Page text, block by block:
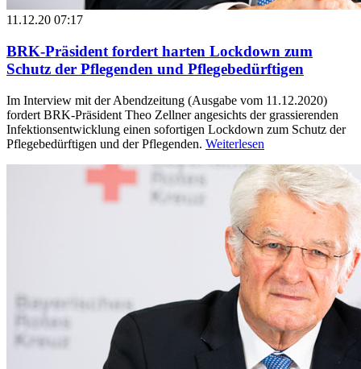
11.12.20 07:17
BRK-Präsident fordert harten Lockdown zum
Schutz der Pflegenden und Pflegebedürftigen
Im Interview mit der Abendzeitung (Ausgabe vom 11.12.2020)
fordert BRK-Präsident Theo Zellner angesichts der grassierenden
Infektionsentwicklung einen sofortigen Lockdown zum Schutz der
Pflegebedürftigen und der Pflegenden. Weiterlesen